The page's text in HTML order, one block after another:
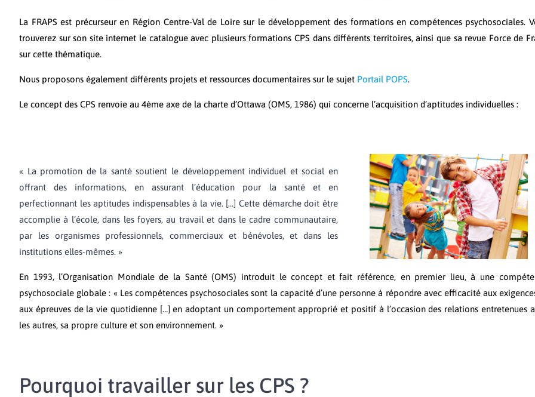
La FRAPS est précurseur en Région Centre-Val de Loire sur le développement des formations en compétences psychosociales.
trouverez sur son site internet le catalogue avec plusieurs formations CPS dans différents territoires, ainsi que sa revue Force de
sur cette thématique.
Nous proposons également différents projets et ressources documentaires sur le sujet Portail POPS.
Le concept des CPS renvoie au 4ème axe de la charte d’Ottawa (OMS, 1986) qui concerne l’acquisition d’aptitudes individuelles :
« La promotion de la santé soutient le développement individuel et social en
offrant des informations, en assurant l’éducation pour la santé et en
perfectionnant les aptitudes indispensables à la vie. […] Cette démarche doit être
accomplie à l’école, dans les foyers, au travail et dans le cadre communautaire,
par les organismes professionnels, commerciaux et bénévoles, et dans les
institutions elles-mêmes. »
En 1993, l’Organisation Mondiale de la Santé (OMS) introduit le concept et fait référence, en premier lieu, à une
psychosociale globale : « Les compétences psychosociales sont la capacité d’une personne à répondre avec efficacité aux
aux épreuves de la vie quotidienne […] en adoptant un comportement approprié et positif à l’occasion des relations entretenues
les autres, sa propre culture et son environnement. »
Pourquoi travailler sur les CPS ?​